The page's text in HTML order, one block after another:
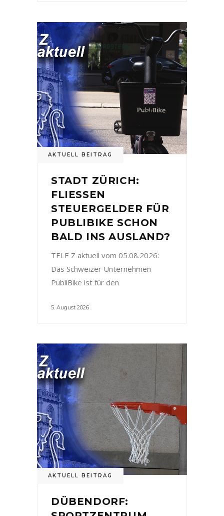
AKTUELL BEITRAG
STADT ZÜRICH:
FLIESSEN
STEUERGELDER FÜR
PUBLIBIKE SCHON
BALD INS AUSLAND?
TELE Z aktuell vom 05.08.2026:
Das Schweizer Unternehmen
PubliBike ist für den
5. August 2026
AKTUELL BEITRAG
DÜBENDORF: